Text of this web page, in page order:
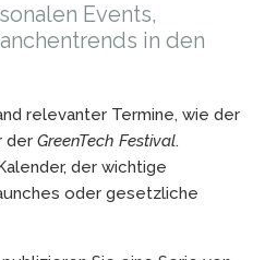
Events,
in den
relevanter Termine, wie der
der GreenTech Festival.
der wichtige
oder gesetzliche